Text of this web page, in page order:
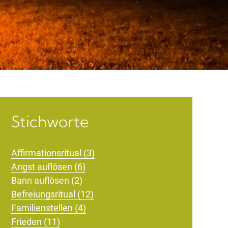
Stichworte
Affirmationsritual (3)
Angst auflösen (6)
Bann auflösen (2)
Befreiungsritual (12)
Familienstellen (4)
Frieden (11)